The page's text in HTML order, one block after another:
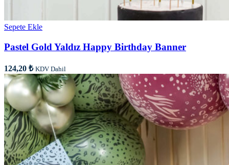
Sepete Ekle
Pastel Gold Yaldız Happy Birthday Banner
124,20 ₺ KDV Dahil